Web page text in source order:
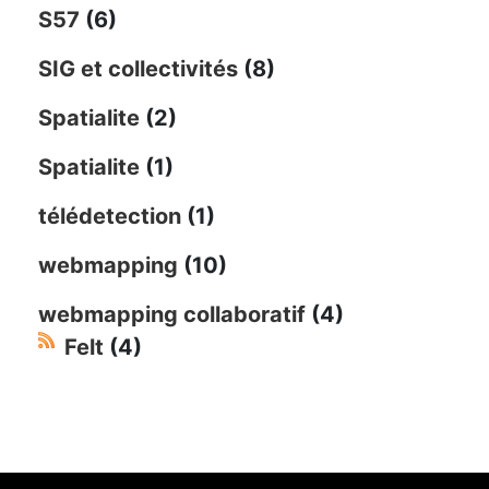
S57 (6)
SIG et collectivités (8)
Spatialite (2)
Spatialite (1)
télédetection (1)
webmapping (10)
webmapping collaboratif (4)
Felt (4)